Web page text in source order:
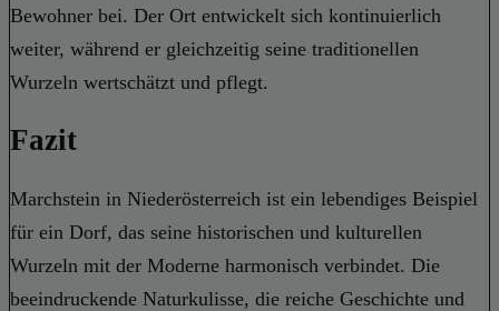
Bewohner bei. Der Ort entwickelt sich kontinuierlich
weiter, während er gleichzeitig seine traditionellen
Wurzeln wertschätzt und pflegt.
Fazit
Marchstein in Niederösterreich ist ein lebendiges Beispiel
für ein Dorf, das seine historischen und kulturellen
Wurzeln mit der Moderne harmonisch verbindet. Die
beeindruckende Naturkulisse, die reiche Geschichte und